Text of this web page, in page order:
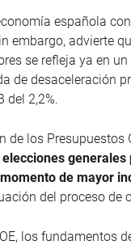
española
embargo, advierte
se refleja ya en
de desaceleración
del 2,2%.
de los Presupuestos
de mayor
del proceso de
los fundamentos